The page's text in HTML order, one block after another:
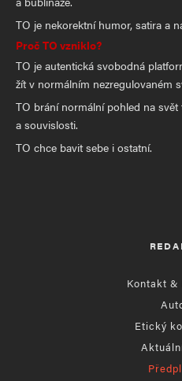
TO je nekorektní humor, satira a
Proč TO vzniklo?
TO je autentická svobodná
žít v normálním nezregulovaném
TO brání normální pohled na
a souvislosti.
TO chce bavit sebe i ostatní.
Kontakt &
Etický